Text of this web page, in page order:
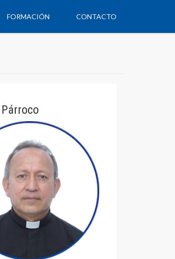
FORMACIÓN CONTACTO